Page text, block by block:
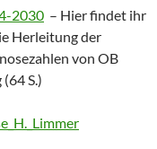
2030 – Hier findet ihr
Herleitung der
von OB
S.)